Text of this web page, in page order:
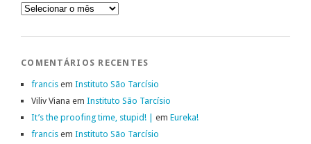
Arquivo
COMENTÁRIOS RECENTES
francis em Instituto São Tarcísio
Viliv Viana em Instituto São Tarcísio
It’s the proofing time, stupid! | em Eureka!
francis em Instituto São Tarcísio